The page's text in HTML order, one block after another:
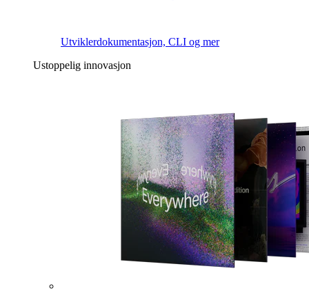
Utviklerdokumentasjon, CLI og mer
Ustoppelig innovasjon